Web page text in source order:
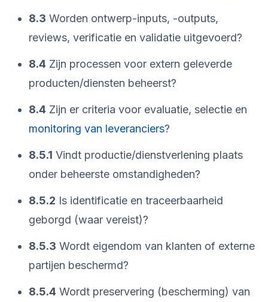
8.3 Worden ontwerp-inputs, -outputs,
reviews, verificatie en validatie uitgevoerd?
8.4 Zijn processen voor extern geleverde
producten/diensten beheerst?
8.4 Zijn er criteria voor evaluatie, selectie en
monitoring van leveranciers?
8.5.1 Vindt productie/dienstverlening plaats
onder beheerste omstandigheden?
8.5.2 Is identificatie en traceerbaarheid
geborgd (waar vereist)?
8.5.3 Wordt eigendom van klanten of externe
partijen beschermd?
8.5.4 Wordt preservering (bescherming) van